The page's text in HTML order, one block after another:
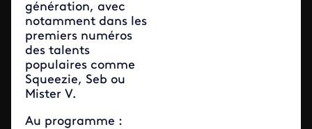
génération, avec
notamment dans les
premiers numéros
des talents
populaires comme
Squeezie, Seb ou
Mister V.
Au programme :